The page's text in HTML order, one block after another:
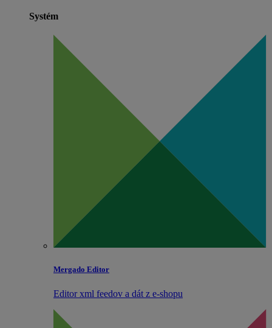
Systém
Mergado Editor
Editor xml feedov a dát z e‑shopu